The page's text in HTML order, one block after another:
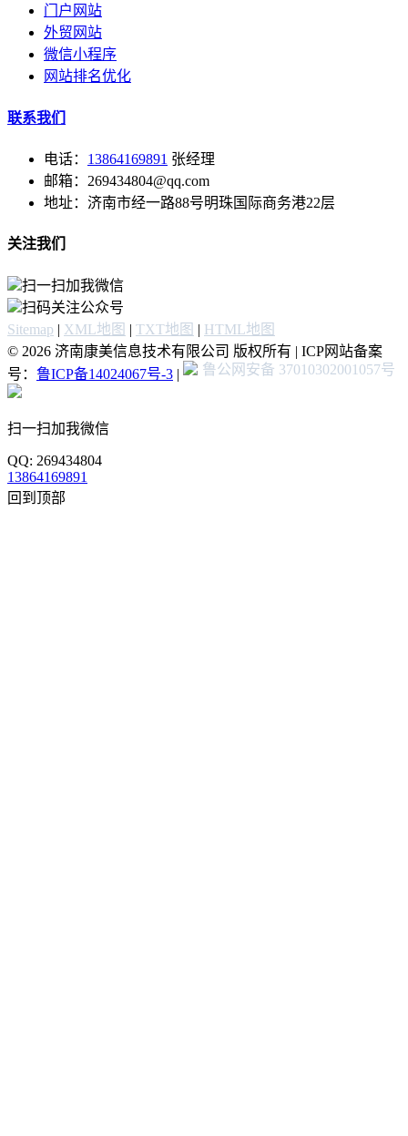
门户网站
外贸网站
微信小程序
网站排名优化
联系我们
电话： 13864169891 张经理
邮箱：269434804@qq.com
地址：济南市经一路88号明珠国际商务港22层
关注我们
扫一扫加我微信
扫码关注公众号
Sitemap | XML地图 | TXT地图 | HTML地图
© 2026 济南康美信息技术有限公司 版权所有 | ICP网站备案
号： 鲁ICP备14024067号-3 | 鲁公网安备 37010302001057号
扫一扫加我微信
QQ: 269434804
13864169891
回到顶部